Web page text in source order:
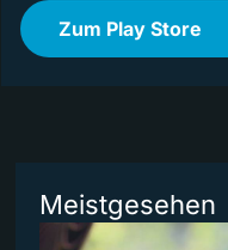
Zum Play Store
Meistgesehen